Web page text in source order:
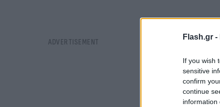
Flash.gr -
If you wish
sensitive
confirm
continue
information